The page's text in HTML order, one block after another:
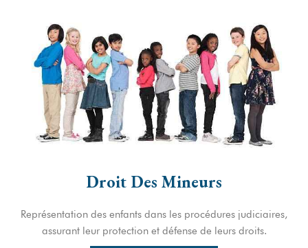
Droit Des Mineurs
Représentation des enfants dans les procédures judiciaires,
assurant leur protection et défense de leurs droits.